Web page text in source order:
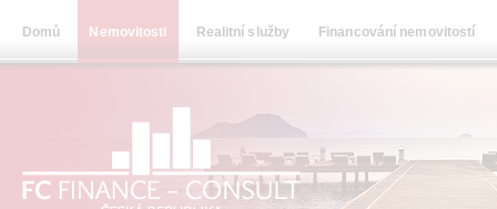
Domů Nemovitosti Realitní služby Financování nemovitostí